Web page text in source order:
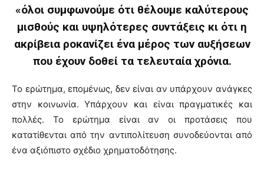
«όλοι συμφωνούμε ότι θέλουμε καλύτερους
μισθούς και υψηλότερες συντάξεις κι ότι η
ακρίβεια ροκανίζει ένα μέρος των αυξήσεων
που έχουν δοθεί τα τελευταία χρόνια.
Το ερώτημα, επομένως, δεν είναι αν υπάρχουν ανάγκες
στην κοινωνία. Υπάρχουν και είναι πραγματικές και
πολλές. Το ερώτημα είναι αν οι προτάσεις που
κατατίθενται από την αντιπολίτευση συνοδεύονται από
ένα αξιόπιστο σχέδιο χρηματοδότησης.